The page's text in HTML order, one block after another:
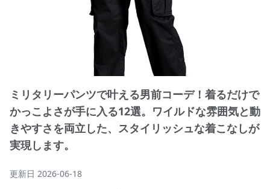
ミリタリーパンツで叶える男前コーデ！着るだけで
かっこよさが手に入る12選。ワイルドな雰囲気と動
きやすさを両立した、スタイリッシュな着こなしが
実現します。
更新日 2026-06-18